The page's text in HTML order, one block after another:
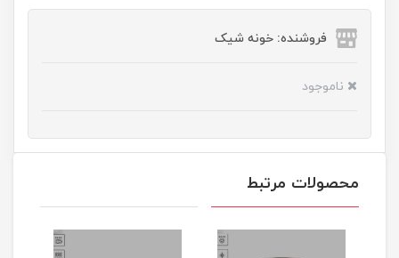
فروشنده: خونه شیک
ناموجود
محصولات مرتبط